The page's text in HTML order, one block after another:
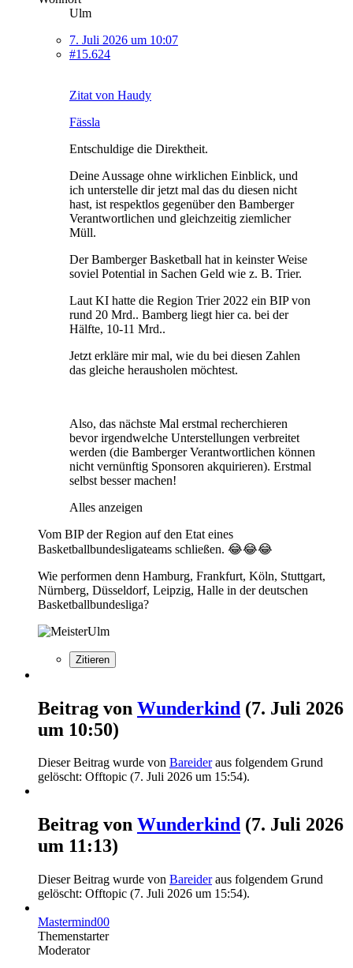
Ulm
7. Juli 2026 um 10:07
#15.624
Zitat von Haudy
Fässla
Entschuldige die Direktheit.
Deine Aussage ohne wirklichen Einblick, und
ich unterstelle dir jetzt mal das du diesen nicht
hast, ist respektlos gegenüber den Bamberger
Verantwortlichen und gleichzeitig ziemlicher
Müll.
Der Bamberger Basketball hat in keinster Weise
soviel Potential in Sachen Geld wie z. B. Trier.
Laut KI hatte die Region Trier 2022 ein BIP von
rund 20 Mrd.. Bamberg liegt hier ca. bei der
Hälfte, 10-11 Mrd..
Jetzt erkläre mir mal, wie du bei diesen Zahlen
das gleiche herausholen möchtest.
Also, das nächste Mal erstmal recherchieren
bevor irgendwelche Unterstellungen verbreitet
werden (die Bamberger Verantwortlichen können
nicht vernünftig Sponsoren akquirieren). Erstmal
selbst besser machen!
Alles anzeigen
Vom BIP der Region auf den Etat eines
Basketballbundesligateams schließen. 😂😂😂
Wie performen denn Hamburg, Frankfurt, Köln, Stuttgart,
Nürnberg, Düsseldorf, Leipzig, Halle in der deutschen
Basketballbundesliga?
Zitieren
Beitrag von Wunderkind (7. Juli 2026
um 10:50)
Dieser Beitrag wurde von Bareideraus folgendem Grund
gelöscht: Offtopic (7. Juli 2026 um 15:54).
Beitrag von Wunderkind (7. Juli 2026
um 11:13)
Dieser Beitrag wurde von Bareideraus folgendem Grund
gelöscht: Offtopic (7. Juli 2026 um 15:54).
Mastermind00
Themenstarter
Moderator